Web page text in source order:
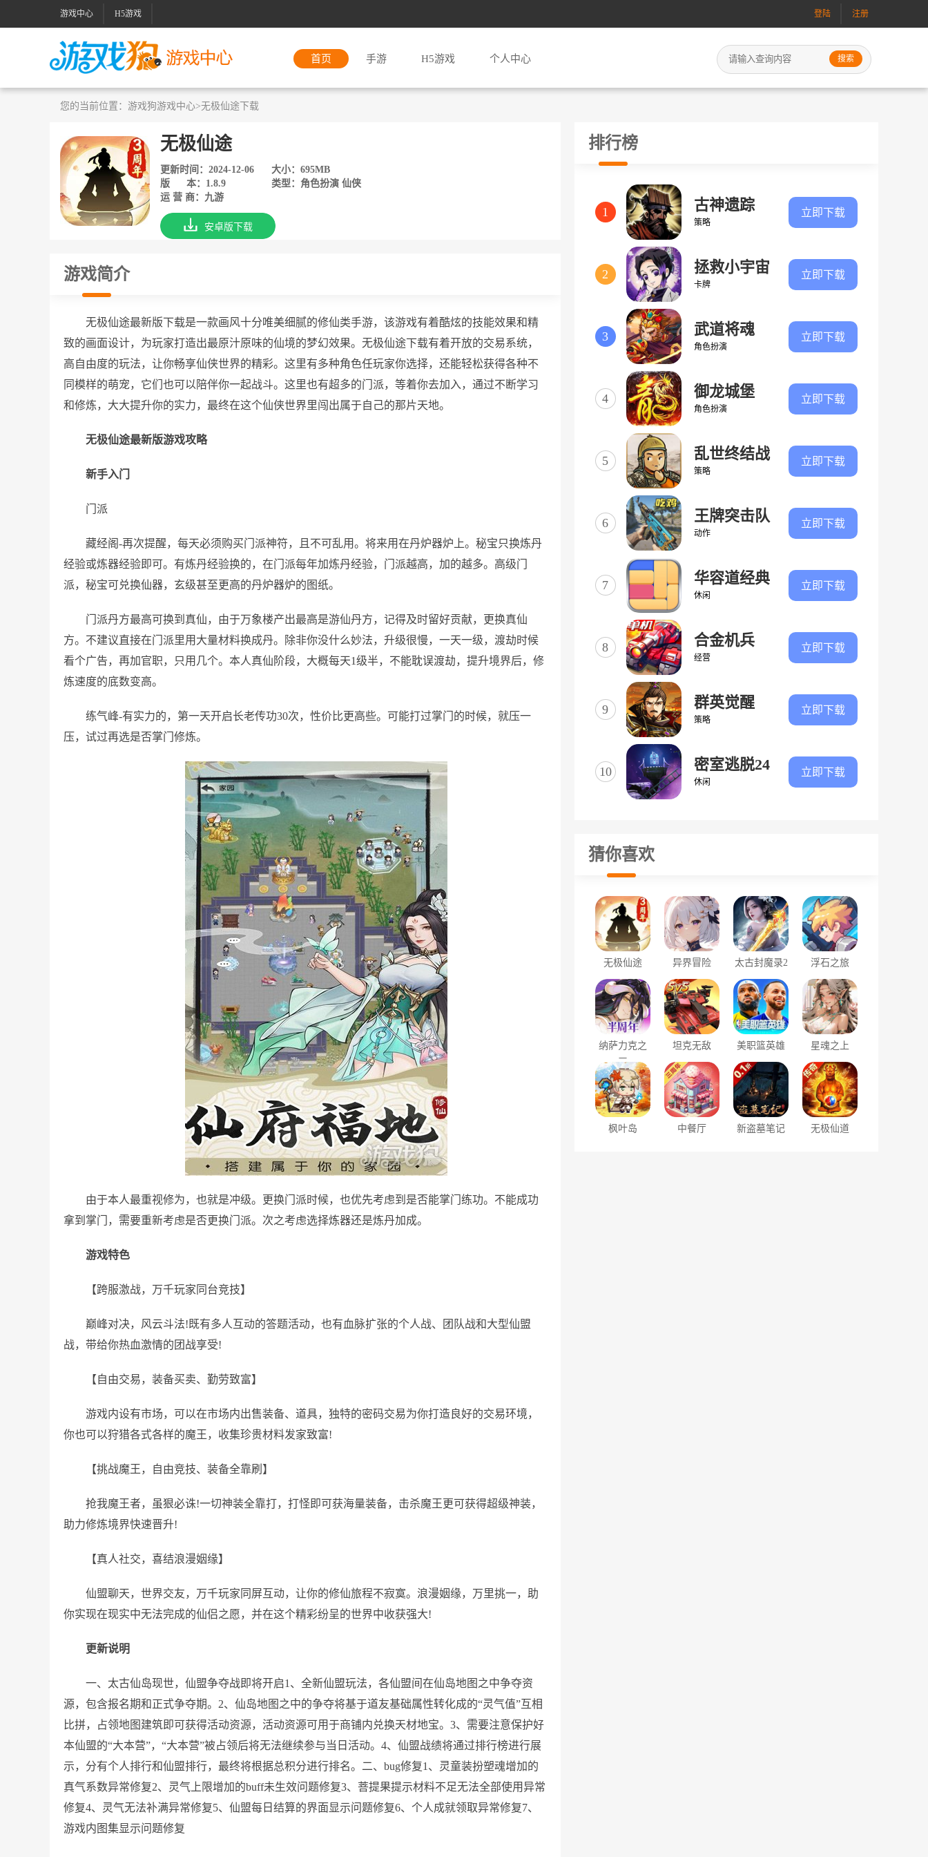
游戏中心 H5游戏 登陆 注册
首页 手游 H5游戏 个人中心
您的当前位置： 游戏狗游戏中心>无极仙途下载
无极仙途
更新时间：2024-12-06
大小：695MB
版 本：1.8.9
类型：角色扮演 仙侠
运 营 商：九游
安卓版下载
游戏简介
无极仙途最新版下载是一款画风十分唯美细腻的修仙类手游，该游戏有着酷炫的技能效果和精
致的画面设计，为玩家打造出最原汁原味的仙境的梦幻效果。无极仙途下载有着开放的交易系统，
高自由度的玩法，让你畅享仙侠世界的精彩。这里有多种角色任玩家你选择，还能轻松获得各种不
同模样的萌宠，它们也可以陪伴你一起战斗。这里也有超多的门派，等着你去加入，通过不断学习
和修炼，大大提升你的实力，最终在这个仙侠世界里闯出属于自己的那片天地。
无极仙途最新版游戏攻略
新手入门
门派
藏经阁-再次提醒，每天必须购买门派神符，且不可乱用。将来用在丹炉器炉上。秘宝只换炼丹
经验或炼器经验即可。有炼丹经验换的，在门派每年加炼丹经验，门派越高，加的越多。高级门
派，秘宝可兑换仙器，玄级甚至更高的丹炉器炉的图纸。
门派丹方最高可换到真仙，由于万象楼产出最高是游仙丹方，记得及时留好贡献，更换真仙
方。不建议直接在门派里用大量材料换成丹。除非你没什么妙法，升级很慢，一天一级，渡劫时候
看个广告，再加官职，只用几个。本人真仙阶段，大概每天1级半，不能耽误渡劫，提升境界后，修
炼速度的底数变高。
练气峰-有实力的，第一天开启长老传功30次，性价比更高些。可能打过掌门的时候，就压一
压，试过再选是否掌门修炼。
由于本人最重视修为，也就是冲级。更换门派时候，也优先考虑到是否能掌门练功。不能成功
拿到掌门，需要重新考虑是否更换门派。次之考虑选择炼器还是炼丹加成。
游戏特色
【跨服激战，万千玩家同台竞技】
巅峰对决，风云斗法!既有多人互动的答题活动，也有血脉扩张的个人战、团队战和大型仙盟
战，带给你热血激情的团战享受!
【自由交易，装备买卖、勤劳致富】
游戏内设有市场，可以在市场内出售装备、道具，独特的密码交易为你打造良好的交易环境，
你也可以狩猎各式各样的魔王，收集珍贵材料发家致富!
【挑战魔王，自由竞技、装备全靠刷】
抢我魔王者，虽狠必诛!一切神装全靠打，打怪即可获海量装备，击杀魔王更可获得超级神装，
助力修炼境界快速晋升!
【真人社交，喜结浪漫姻缘】
仙盟聊天，世界交友，万千玩家同屏互动，让你的修仙旅程不寂寞。浪漫姻缘，万里挑一，助
你实现在现实中无法完成的仙侣之愿，并在这个精彩纷呈的世界中收获强大!
更新说明
一、太古仙岛现世，仙盟争夺战即将开启1、全新仙盟玩法，各仙盟间在仙岛地图之中争夺资
源，包含报名期和正式争夺期。2、仙岛地图之中的争夺将基于道友基础属性转化成的“灵气值”互相
比拼，占领地图建筑即可获得活动资源，活动资源可用于商铺内兑换天材地宝。3、需要注意保护好
本仙盟的“大本营”，“大本营”被占领后将无法继续参与当日活动。4、仙盟战绩将通过排行榜进行展
示，分有个人排行和仙盟排行，最终将根据总积分进行排名。二、bug修复1、灵童装扮塑魂增加的
真气系数异常修复2、灵气上限增加的buff未生效问题修复3、菩提果提示材料不足无法全部使用异常
修复4、灵气无法补满异常修复5、仙盟每日结算的界面显示问题修复6、个人成就领取异常修复7、
游戏内图集显示问题修复
排行榜
1 古神遗踪
策略
立即下载
2 拯救小宇宙
卡牌
立即下载
3 武道将魂
角色扮演
立即下载
4 御龙城堡
角色扮演
立即下载
5 乱世终结战
策略
立即下载
6 王牌突击队
动作
立即下载
7
华容道经典
闯关
休闲
立即下载
8 合金机兵
经营
立即下载
9 群英觉醒
策略
立即下载
10
密室逃脱24
末日危机
休闲
立即下载
猜你喜欢
无极仙途 异界冒险 太古封魔录2 浮石之旅
纳萨力克之
王
坦克无敌 美职篮英雄 星魂之上
枫叶岛 中餐厅 新盗墓笔记 无极仙道